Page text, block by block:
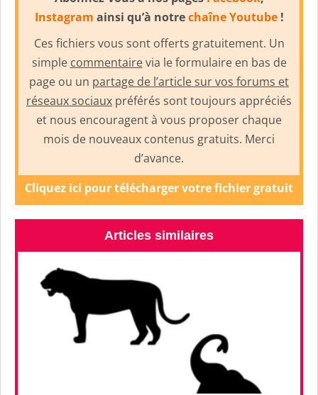
Instagram ainsi qu’à notrechaîne Youtube!
Ces fichiers vous sont offerts gratuitement. Un
simple commentairevia le formulaire en bas de
page ou un partage de l’article sur vos forums et
réseaux sociaux préférés sont toujours appréciés
et nous encouragent à vous proposer chaque
mois de nouveaux contenus gratuits. Merci
d’avance.
Cliquez ici pour télécharger votre fichier gratuit
Articles similaires